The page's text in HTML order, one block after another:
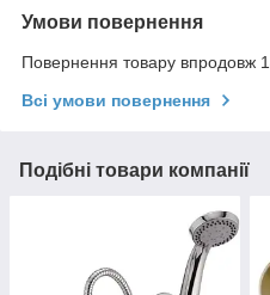
Умови повернення
Повернення товару впродовж
Всі умови повернення
Подібні товари компанії